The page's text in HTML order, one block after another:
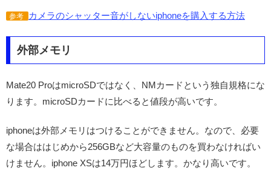
参考 カメラのシャッター音がしないiphoneを購入する方法
外部メモリ
Mate20 ProはmicroSDではなく、NMカードという独自規格にな
ります。microSDカードに比べると値段が高いです。
iphoneは外部メモリはつけることができません。なので、必要
な場合ははじめから256GBなど大容量のものを買わなければい
けません。iphone XSは14万円ほどします。かなり高いです。